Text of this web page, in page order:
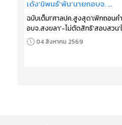
ฉบับเต็ม!‘ศาลปค.สูงสุด’เพิกถอนค
อบจ.สงขลา’-ไม่ตัดสิทธิ‘สอบสวน’
04 สิงหาคม 2569